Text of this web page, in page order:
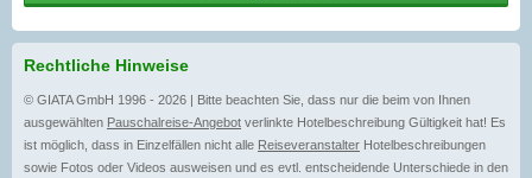
Rechtliche Hinweise
© GIATA GmbH 1996 - 2026 | Bitte beachten Sie, dass nur die beim von Ihnen
ausgewählten Pauschalreise-Angebot verlinkte Hotelbeschreibung Gültigkeit hat! Es
ist möglich, dass in Einzelfällen nicht alle Reiseveranstalter Hotelbeschreibungen
sowie Fotos oder Videos ausweisen und es evtl. entscheidende Unterschiede in den